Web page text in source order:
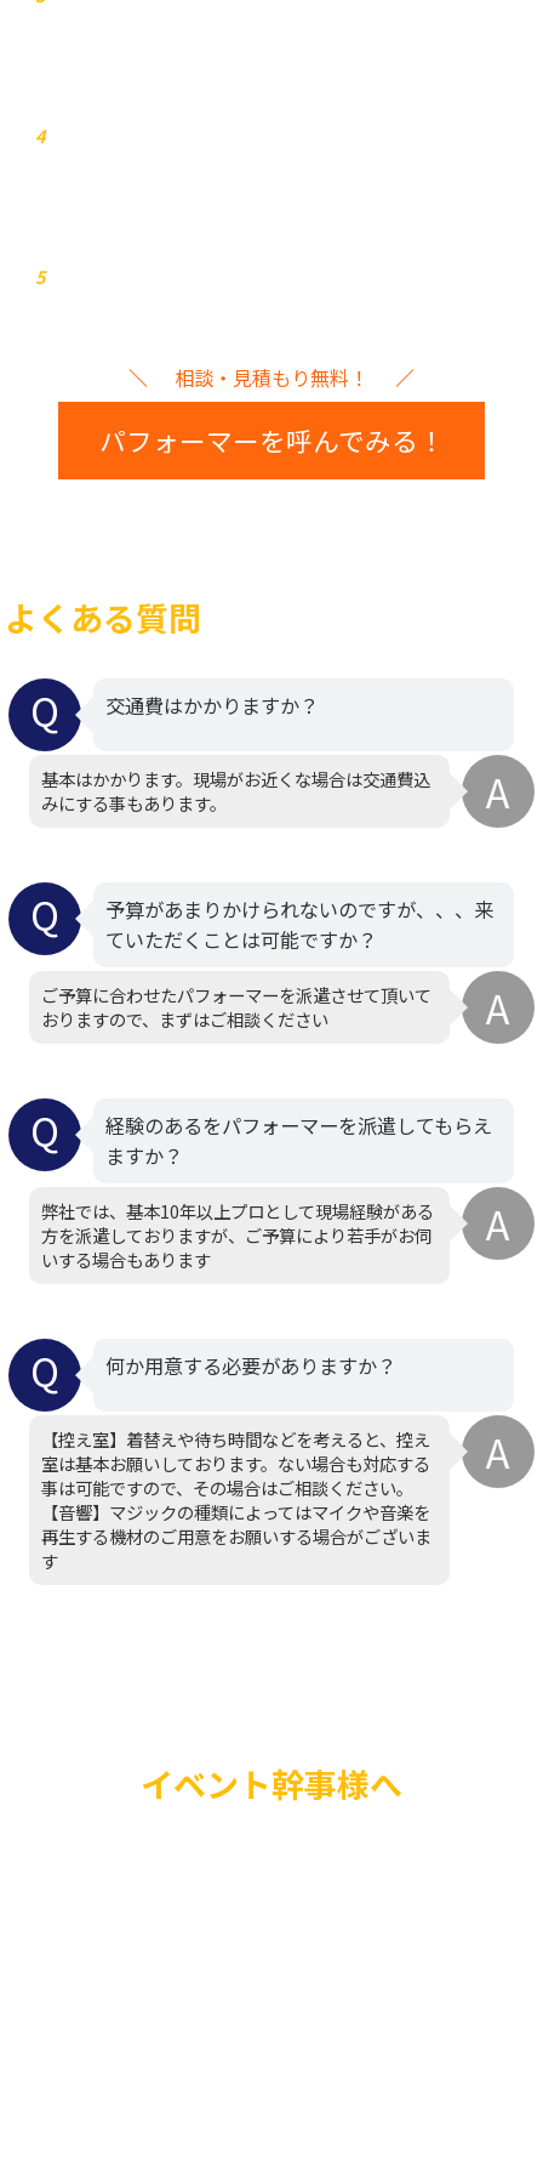
4
5
相談・見積もり無料！
パフォーマーを呼んでみる！
よくある質問
交通費はかかりますか？
基本はかかります。現場がお近くな場合は交通費込
みにする事もあります。
予算があまりかけられないのですが、、、来
ていただくことは可能ですか？
ご予算に合わせたパフォーマーを派遣させて頂いて
おりますので、まずはご相談ください
経験のあるをパフォーマーを派遣してもらえ
ますか？
弊社では、基本10年以上プロとして現場経験がある
方を派遣しておりますが、ご予算により若手がお伺
いする場合もあります
何か用意する必要がありますか？
【控え室】着替えや待ち時間などを考えると、控え
室は基本お願いしております。ない場合も対応する
事は可能ですので、その場合はご相談ください。
【音響】マジックの種類によってはマイクや音楽を
再生する機材のご用意をお願いする場合がございま
す
イベント幹事様へ